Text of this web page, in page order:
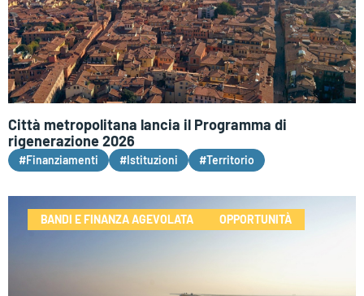
Città metropolitana lancia il Programma di
rigenerazione 2026
#Finanziamenti #Istituzioni #Territorio
BANDI E FINANZA AGEVOLATA OPPORTUNITÀ